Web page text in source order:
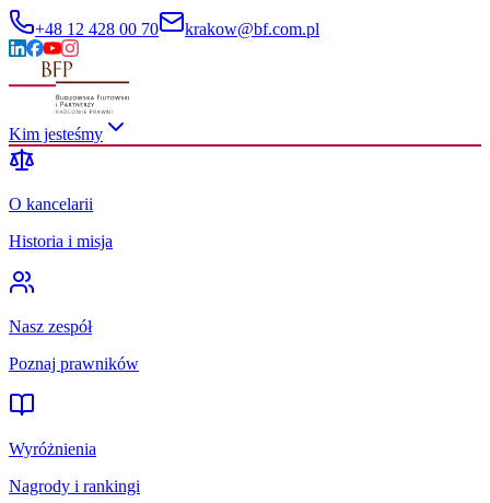
+48 12 428 00 70 krakow@bf.com.pl
Kim jesteśmy
O kancelarii
Historia i misja
Nasz zespół
Poznaj prawników
Wyróżnienia
Nagrody i rankingi